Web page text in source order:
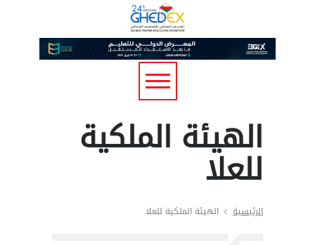
الهيئة الملكية
للعلا
الرئيسية الهيئة الملكية للعلا